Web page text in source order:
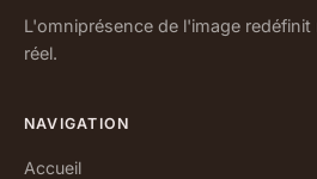
L'omniprésence de l'image
réel.
NAVIGATION
Accueil